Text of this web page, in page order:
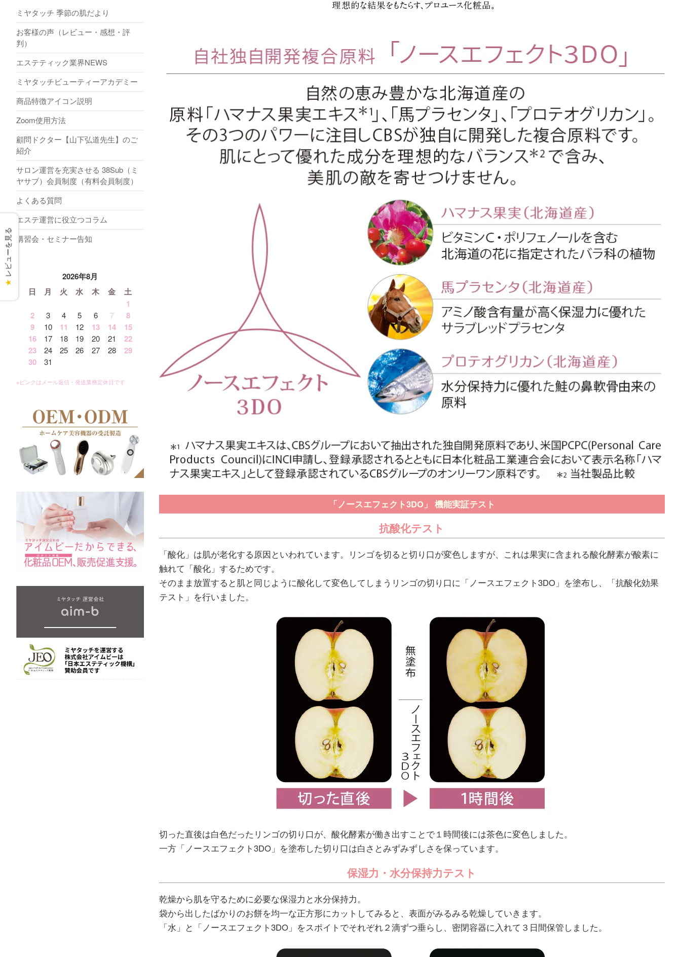
「ノースエフェクト3DO」 機能実証テスト
抗酸化テスト
「酸化」は肌が老化する原因といわれています。リンゴを切ると切り口が変色しますが、これは果実に含まれる酸化酵素が酸素に
触れて「酸化」するためです。
そのまま放置すると肌と同じように酸化して変色してしまうリンゴの切り口に「ノースエフェクト3DO」を塗布し、「抗酸化効果
テスト」を行いました。
切った直後は白色だったリンゴの切り口が、酸化酵素が働き出すことで１時間後には茶色に変色しました。
一方「ノースエフェクト3DO」を塗布した切り口は白さとみずみずしさを保っています。
保湿力・水分保持力テスト
乾燥から肌を守るために必要な保湿力と水分保持力。
袋から出したばかりのお餅を均一な正方形にカットしてみると、表面がみるみる乾燥していきます。
「水」と「ノースエフェクト3DO」をスポイトでそれぞれ２滴ずつ垂らし、密閉容器に入れて３日間保管しました。
ミヤタッチ 季節の肌だより
お客様の声（レビュー・感想・評
判）
エステティック業界NEWS
ミヤタッチビューティーアカデミー
商品特徴アイコン説明
Zoom使用方法
顧問ドクター【山下弘道先生】のご
紹介
サロン運営を充実させる 38Sub（ミ
ヤサブ）会員制度（有料会員制度）
よくある質問
エステ運営に役立つコラム
講習会・セミナー告知
2026年8月
日
月 火 水 木 金
土
1
2
3 4 5 6 7
8
9
10 11 12 13 14
15
16
17 18 19 20 21
22
23
24 25 26 27 28
29
30
31
★
レビューを見る